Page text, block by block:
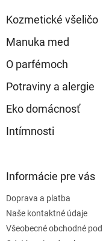
Kozmetické všeličo
Manuka med
O parfémoch
Potraviny a alergie
Eko domácnosť
Intímnosti
Informácie pre vás
Doprava a platba
Naše kontaktné údaje
Všeobecné obchodné